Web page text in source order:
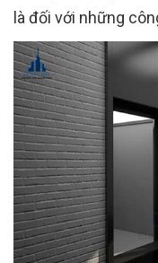
là đối với những